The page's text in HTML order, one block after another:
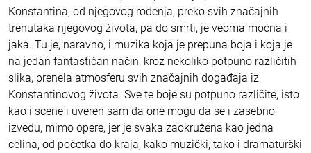
Konstantina, od njegovog rođenja, preko svih značajnih
trenutaka njegovog života, pa do smrti, je veoma moćna i
jaka. Tu je, naravno, i muzika koja je prepuna boja i koja je
na jedan fantastičan način, kroz nekoliko potpuno različitih
slika, prenela atmosferu svih značajnih događaja iz
Konstantinovog života. Sve te boje su potpuno različite, isto
kao i scene i uveren sam da one mogu da se i zasebno
izvedu, mimo opere, jer je svaka zaokružena kao jedna
celina, od početka do kraja, kako muzički, tako i dramaturški